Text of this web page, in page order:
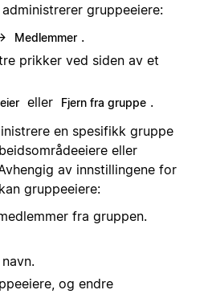
gruppeeiere:
Medlemmer .
prikker ved siden av et
eller Fjern fra gruppe .
en spesifikk gruppe
eller
av innstillingene for
gruppeeiere:
fra gruppen.
og endre